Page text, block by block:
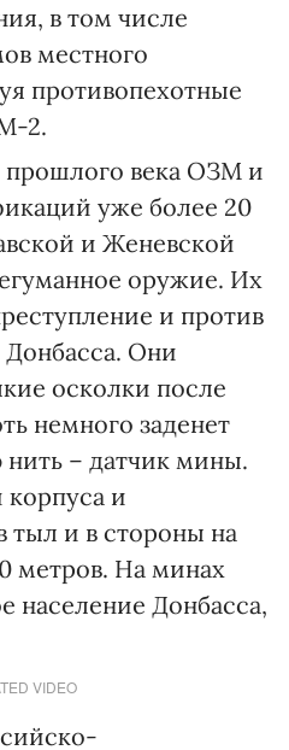
в том числе
местного
противопехотные
2.
века ОЗМ и
уже более 20
и Женевской
оружие. Их
и против
Они
осколки после
немного заденет
– датчик мины.
и
тыл и в стороны на
метров. На минах
население Донбасса,
VIDEO